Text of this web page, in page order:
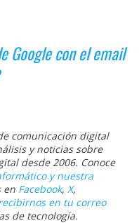
Google con el email
comunicación digital
y noticias sobre
desde 2006. Conoce
y nuestra
en Facebook, X,
en tu correo
de tecnología.